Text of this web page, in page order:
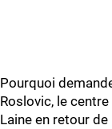
Pourquoi
Roslovic, le
Laine en retour